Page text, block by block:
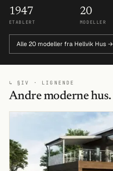
1947
ETABLERT
20
MODELLER
Alle 20 modeller fra Hellvik Hus →
↳ §IV · LIGNENDE
Andre moderne hus.